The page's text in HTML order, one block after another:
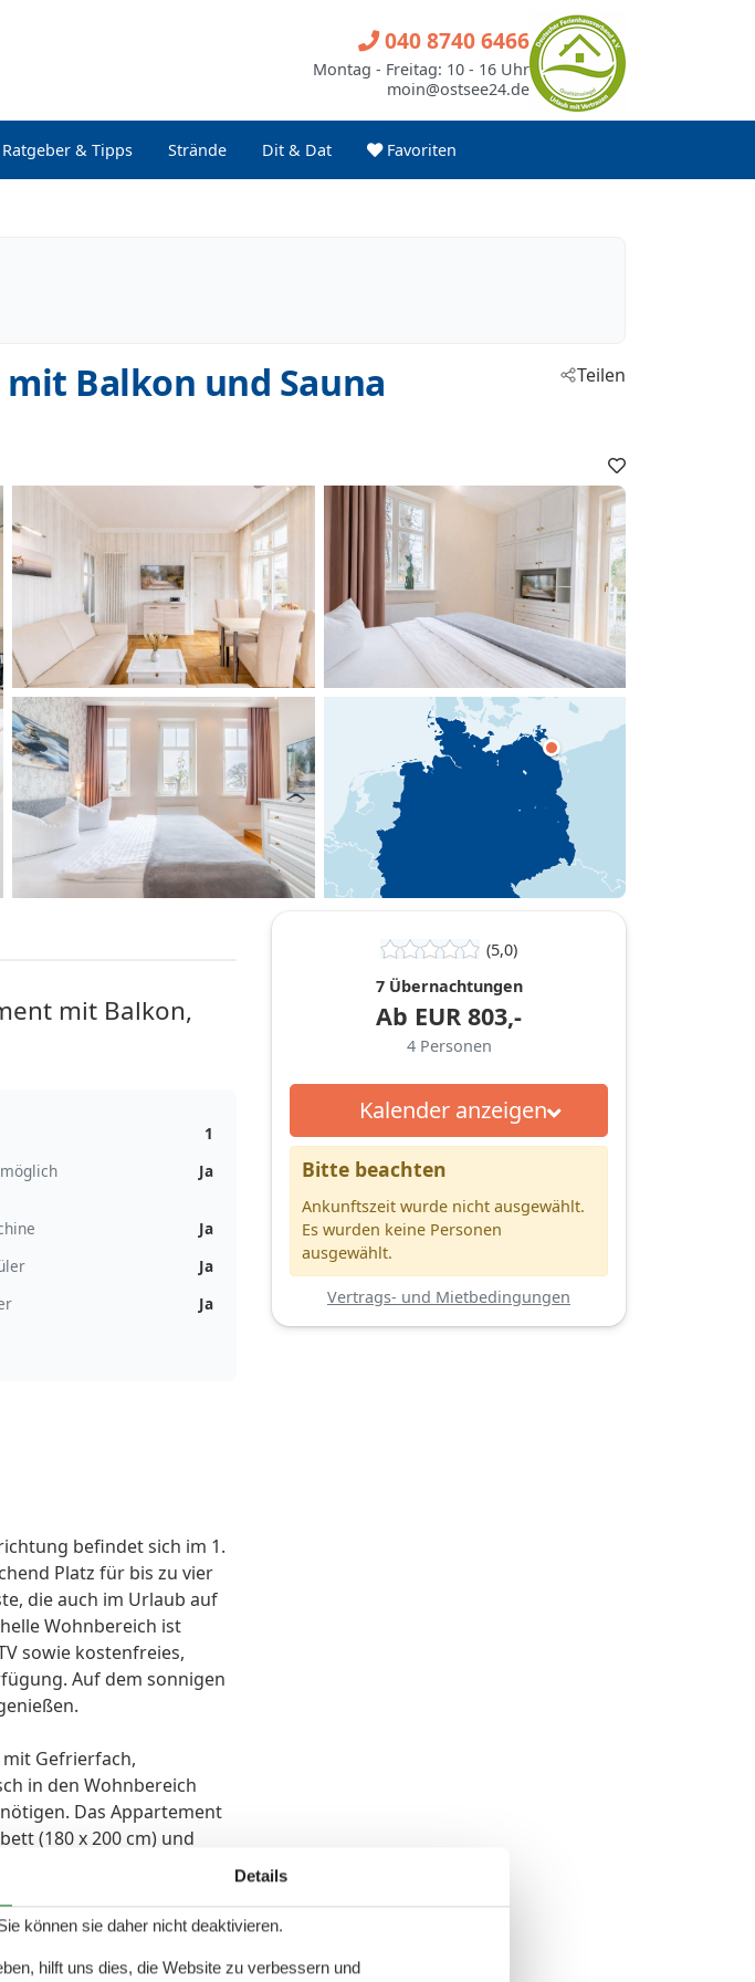
Ratgeber & Tipps Strände Dit & Dat Favoriten
040 8740 6466
Montag - Freitag: 10 - 16 Uhr
moin@ostsee24.de
Balkon und Sauna Teilen
mit Balkon,
1
Ja
Ja
Ja
Ja
befindet sich im 1.
Platz für bis zu vier
die auch im Urlaub auf
Wohnbereich ist
sowie kostenfreies,
Auf dem sonnigen
Gefrierfach,
in den Wohnbereich
Das Appartement
(180 x 200 cm) und
Balkon. Für Familien
3 Jahre) möglich.
Betten bei Ihrer Ankunft
für Sie bereit. Das
(5,0)
7 Übernachtungen
Ab EUR 803,-
4 Personen
Kalender anzeigen
Bitte beachten
Ankunftszeit wurde nicht ausgewählt.
Es wurden keine Personen
ausgewählt.
Vertrags- und Mietbedingungen
Details
können sie daher nicht deaktivieren.
hilft uns dies, die Website zu verbessern und